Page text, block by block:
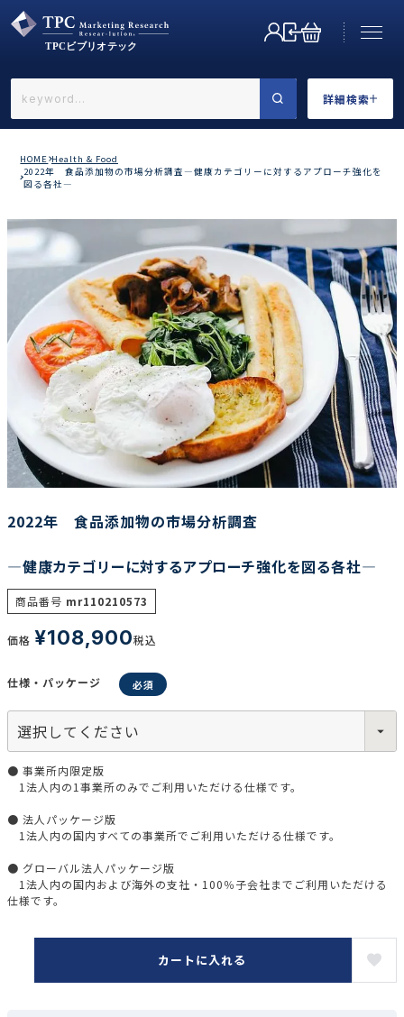
詳細検索
←戻る
業界で選ぶ
カテゴリで選ぶ
調査の種類で選ぶ
リセット
HOME Health & Food
2022年 食品添加物の市場分析調査―健康カテゴリーに対するアプローチ強化を
図る各社―
2022年 食品添加物の市場分析調査
―健康カテゴリーに対するアプローチ強化を図る各社―
商品番号 mr110210573
価格 ¥108,900税込
仕様・パッケージ
● 事業所内限定版
1法人内の1事業所のみでご利用いただける仕様です。
● 法人パッケージ版
1法人内の国内すべての事業所でご利用いただける仕様です。
● グローバル法人パッケージ版
1法人内の国内および海外の支社・100％子会社までご利用いただける
仕様です。
カートに入れる